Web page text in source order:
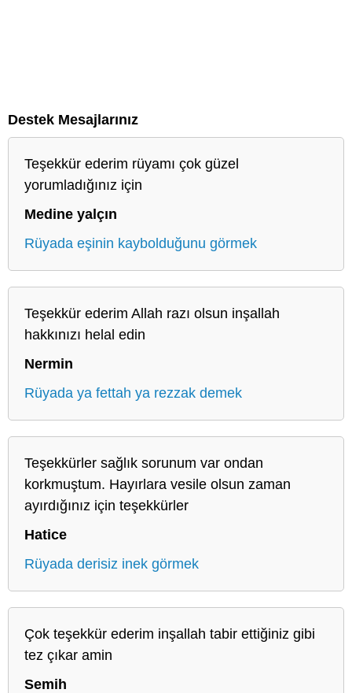
Destek Mesajlarınız
Teşekkür ederim rüyamı çok güzel
yorumladığınız için
Medine yalçın
Rüyada eşinin kaybolduğunu görmek
Teşekkür ederim Allah razı olsun inşallah
hakkınızı helal edin
Nermin
Rüyada ya fettah ya rezzak demek
Teşekkürler sağlık sorunum var ondan
korkmuştum. Hayırlara vesile olsun zaman
ayırdığınız için teşekkürler
Hatice
Rüyada derisiz inek görmek
Çok teşekkür ederim inşallah tabir ettiğiniz gibi
tez çıkar amin
Semih